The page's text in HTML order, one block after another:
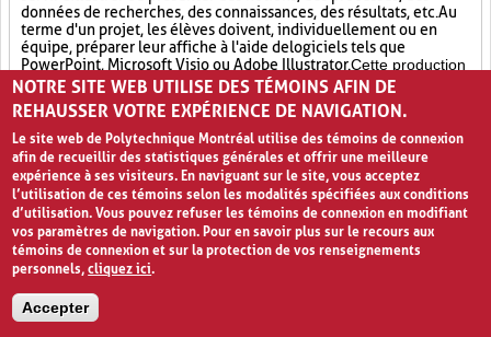
données de recherches, des connaissances, des résultats, etc. Au
terme d'un projet, les élèves doivent, individuellement ou en
équipe, préparer leur affiche à l'aide de logiciels tels que
PowerPoint, Microsoft Visio ou Adobe Illustrator.Cette production
d’affiche se fait à partir d’un gabarit fourni par l’enseignant. Ce
gabarit doit indiquer avec précision aux élèves les éléments de
prendre cette dernière. Par la suite, l’affiche est imprimée et une
séance de partage est prévue. Lors de cetteSéance d’affiches
il est possible d’inviter des élèves d’autres classes et d’autres
niveaux ainsi que des enseignants et des membres du
personnel. De plus, les élèves qui présentent leurs affiches
pourront également circuler dans la classe afin de voir le travail
de leurs collègues et d’en discuter avec eux. La formule de la
Séance d’affichespermet aux élèves de concrétiser des
concepts appris, de partager le fruit
d’apprendre de leurs pairs. Une telle activité permet à
NOTRE SITE WEB UTILISE DES TÉMOINS AFIN DE
REHAUSSER VOTRE EXPÉRIENCE DE NAVIGATION.
Le site web de Polytechnique Montréal utilise des témoins de connexion
afin de recueillir des statistiques générales et offrir une meilleure
expérience à ses visiteurs. En naviguant sur le site, vous acceptez
l’utilisation de ces témoins selon les modalités spécifiées aux conditions
d’utilisation. Vous pouvez refuser les témoins de connexion en modifiant
vos paramètres de navigation. Pour en savoir plus sur le recours aux
témoins de connexion et sur la protection de vos renseignements
personnels,cliquez ici.
Accepter